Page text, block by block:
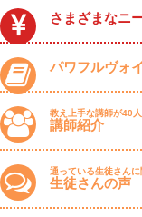
さまざまなニ
パワフルヴォ
教え上手な講師が40
講師紹介
通っている生徒さんに
生徒さんの声